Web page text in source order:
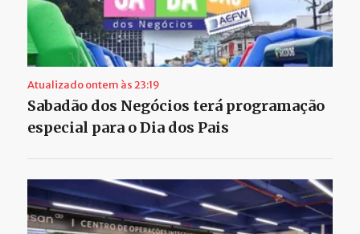
Atualizado ontem às 23:19
Sabadão dos Negócios terá programação
especial para o Dia dos Pais